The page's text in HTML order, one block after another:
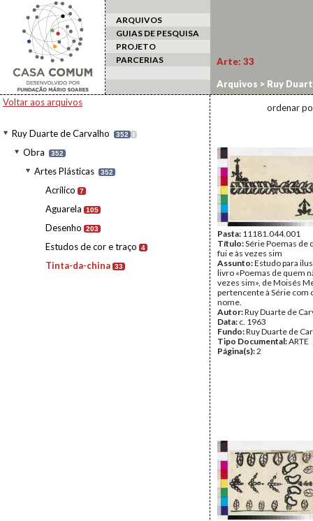
ARQUIVOS
GUIAS DE PESQUISA
PROJETO
PARCERIAS
Voltar aos arquivos
Ruy Duarte de Carvalho 352 I
Obra 352
Artes Plásticas 352
Acrílico 7
Aguarela 105
Desenho 203
Estudos de cor e traço 4
Tinta-da-china 33
Arte: 33
Arquivos > Ruy
ordenar
Pasta: 11181.044.001
Título:Série Poemas de
fui e às vezes sim
Assunto:Estudo para
livro «Poemas de quem
vezes sim», de Moisés
pertencente à Série com
nome.
Autor:Ruy Duarte de
Data: c. 1963
Fundo:Ruy Duarte de
Tipo Documental:ARTE
Página(s):2